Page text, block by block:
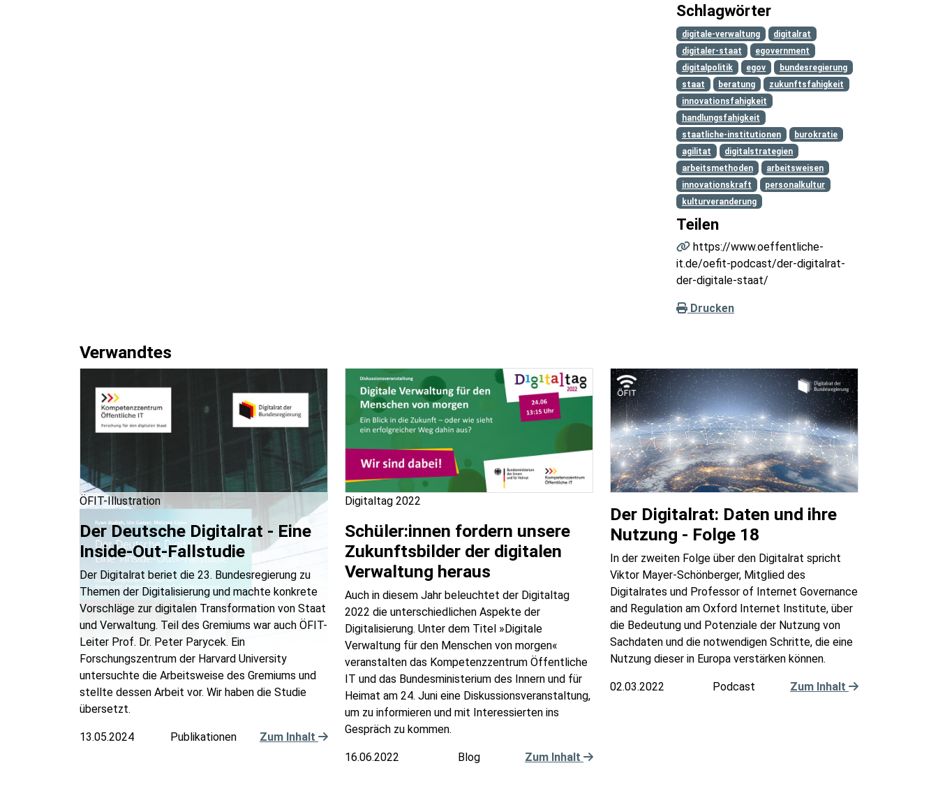
Schlagwörter
digitale-verwaltung
digitalrat
digitaler-staat
egovernment
digitalpolitik
egov
bundesregierung
staat
beratung
zukunftsfahigkeit
innovationsfahigkeit
handlungsfahigkeit
staatliche-institutionen
burokratie
agilitat
digitalstrategien
arbeitsmethoden
arbeitsweisen
innovationskraft
personalkultur
kulturveranderung
Teilen
https://www.oeffentliche-
it.de/oefit-podcast/der-digitalrat-
der-digitale-staat/
Drucken
Verwandtes
ÖFIT-Illustration
Der Deutsche Digitalrat - Eine
Inside-Out-Fallstudie
Der Digitalrat beriet die 23. Bundesregierung zu
Themen der Digitalisierung und machte konkrete
Vorschläge zur digitalen Transformation von Staat
und Verwaltung. Teil des Gremiums war auch ÖFIT-
Leiter Prof. Dr. Peter Parycek. Ein
Forschungszentrum der Harvard University
untersuchte die Arbeitsweise des Gremiums und
stellte dessen Arbeit vor. Wir haben die Studie
übersetzt.
13.05.2024 Publikationen Zum Inhalt
Digitaltag 2022
Schüler:innen fordern unsere
Zukunftsbilder der digitalen
Verwaltung heraus
Auch in diesem Jahr beleuchtet der Digitaltag
2022 die unterschiedlichen Aspekte der
Digitalisierung. Unter dem Titel »Digitale
Verwaltung für den Menschen von morgen«
veranstalten das Kompetenzzentrum Öffentliche
IT und das Bundesministerium des Innern und für
Heimat am 24. Juni eine Diskussionsveranstaltung,
um zu informieren und mit Interessierten ins
Gespräch zu kommen.
16.06.2022 Blog Zum Inhalt
Der Digitalrat: Daten und ihre
Nutzung - Folge 18
In der zweiten Folge über den Digitalrat spricht
Viktor Mayer-Schönberger, Mitglied des
Digitalrates und Professor of Internet Governance
and Regulation am Oxford Internet Institute, über
die Bedeutung und Potenziale der Nutzung von
Sachdaten und die notwendigen Schritte, die eine
Nutzung dieser in Europa verstärken können.
02.03.2022 Podcast Zum Inhalt